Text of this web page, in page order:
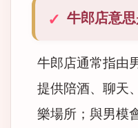
牛郎店意
牛郎店通常指由
提供陪酒、聊天
樂場所；與男模